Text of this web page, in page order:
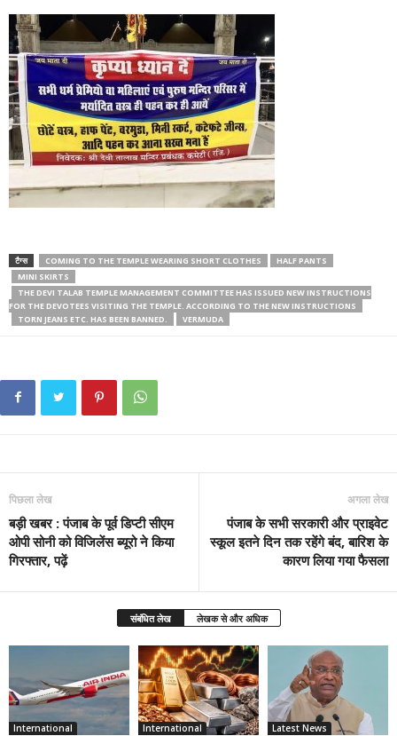
टैग्स COMING TO THE TEMPLE WEARING SHORT CLOTHES
HALF PANTS
MINI SKIRTS
THE DEVI TALAB TEMPLE MANAGEMENT COMMITTEE HAS ISSUED NEW INSTRUCTIONS
FOR THE DEVOTEES VISITING THE TEMPLE. ACCORDING TO THE NEW INSTRUCTIONS
TORN JEANS ETC. HAS BEEN BANNED.
VERMUDA
पिछला लेख
बड़ी खबर : पंजाब के पूर्व डिप्टी सीएम
ओपी सोनी को विजिलेंस ब्यूरो ने किया
गिरफ्तार, पढ़ें
अगला लेख
पंजाब के सभी सरकारी और प्राइवेट
स्कूल इतने दिन तक रहेंगे बंद, बारिश के
कारण लिया गया फैसला
संबंधित लेख लेखक से और अधिक
International International Latest News